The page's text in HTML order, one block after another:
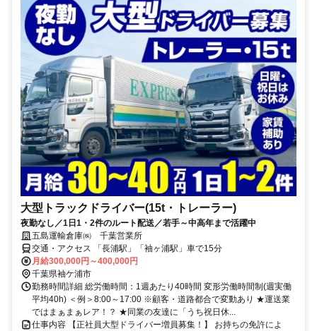
大型トラックドライバー(15t・トレーラー)
夜勤なし／1日1・2件のルート配送／若手～中高年まで活躍中
五島運輸倉庫㈱ 千葉営業所
交通・アクセス 「長浦駅」「袖ヶ浦駅」車で15分
月給300,000円～400,000円
千葉県袖ケ浦市
勤務時間詳細 総労働時間：1週あたり40時間 変形労働時間制(週実働
平均40h) ＜例＞8:00～17:00 ※顧客・道路都合で変動あり ★運送業
ではまぁまぁレア！？ ★同業の友達に「うち祝日休...
仕事内容 【正社員大型ドライバー増員募集！】 お持ちの免許によ